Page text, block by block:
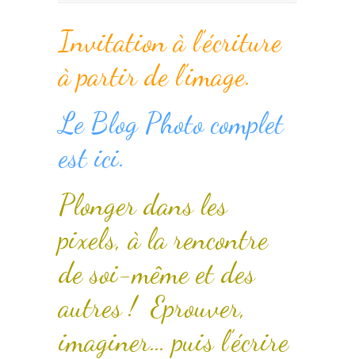
Invitation à l’écriture
à partir de l’image.
Le Blog Photo complet
est ici.
Plonger dans les
pixels, à la rencontre
de soi-même et des
autres ! Eprouver,
imaginer… puis l’écrire